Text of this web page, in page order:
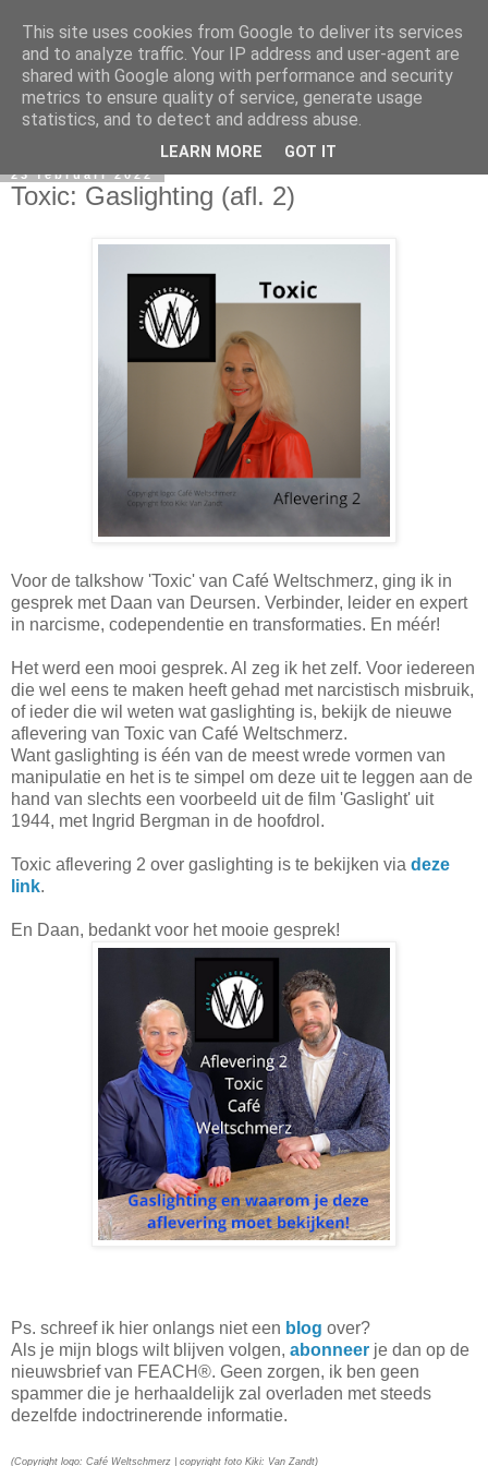
23 februari 2022
Toxic: Gaslighting (afl. 2)
Voor de talkshow 'Toxic' van Café Weltschmerz, ging ik in
gesprek met Daan van Deursen. Verbinder, leider en expert
in narcisme, codependentie en transformaties. En méér!
Het werd een mooi gesprek. Al zeg ik het zelf. Voor iedereen
die wel eens te maken heeft gehad met narcistisch misbruik,
of ieder die wil weten wat gaslighting is, bekijk de nieuwe
aflevering van Toxic van Café Weltschmerz.
Want gaslighting is één van de meest wrede vormen van
manipulatie en het is te simpel om deze uit te leggen aan de
hand van slechts een voorbeeld uit de film 'Gaslight' uit
1944, met Ingrid Bergman in de hoofdrol.
Toxic aflevering 2 over gaslighting is te bekijken via deze
link.
En Daan, bedankt voor het mooie gesprek!
Ps. schreef ik hier onlangs niet een blog over?
Als je mijn blogs wilt blijven volgen, abonneer je dan op de
nieuwsbrief van FEACH®. Geen zorgen, ik ben geen
spammer die je herhaaldelijk zal overladen met steeds
dezelfde indoctrinerende informatie.
(Copyright logo: Café Weltschmerz | copyright foto Kiki: Van Zandt)
This site uses cookies from Google to deliver its services
and to analyze traffic. Your IP address and user-agent are
shared with Google along with performance and security
metrics to ensure quality of service, generate usage
statistics, and to detect and address abuse.
LEARN MORE GOT IT